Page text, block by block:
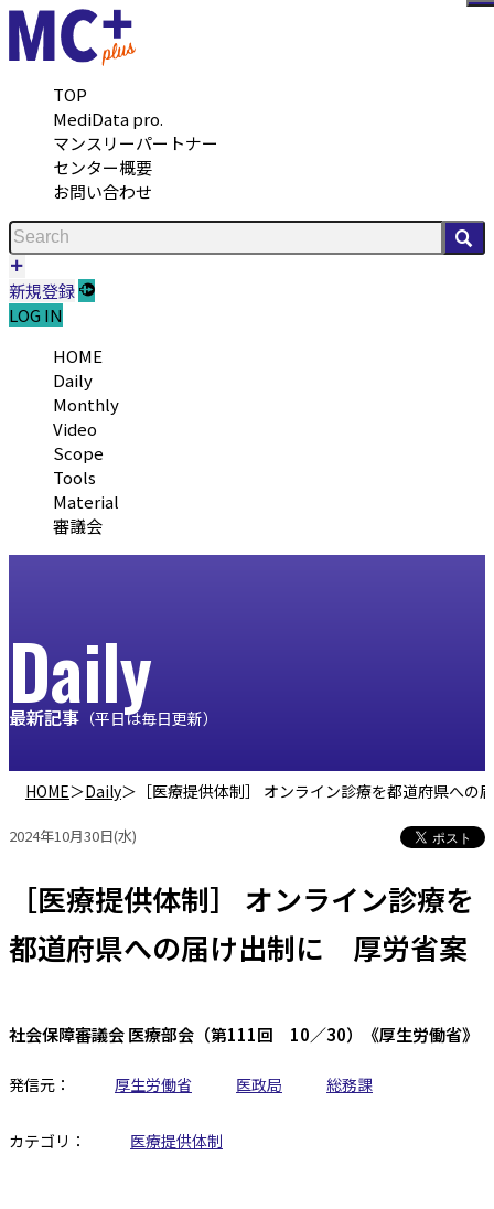
TOP
MediData pro.
マンスリーパートナー
センター概要
お問い合わせ
新規登録
LOG IN
HOME
Daily
Monthly
Video
Scope
Tools
Material
審議会
Daily
最新記事 （平日は毎日更新）
HOME＞Daily＞ ［医療提供体制］ オンライン診療を都道府県へ
2024年10月30日(水)
［医療提供体制］ オンライン診療を
都道府県への届け出制に 厚労省案
社会保障審議会 医療部会（第111回 10／30）《厚生労働省》
発信元： 厚生労働省 医政局 総務課
カテゴリ： 医療提供体制
メ